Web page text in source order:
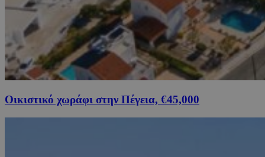
Οικιστικό χωράφι στην Πέγεια, €45,000